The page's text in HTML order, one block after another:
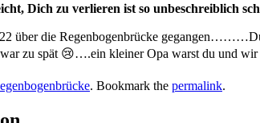
Dich zu verlieren ist so unbeschreiblich
über die Regenbogenbrücke
war zu spät 😢….ein kleiner Opa warst du
. Bookmark the permalink.